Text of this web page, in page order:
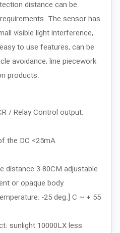
distance can be
The sensor has
visible light interference,
to use features, can be
avoidance, line piecework
products.
/ Relay Control output:
the DC <25mA
distance 3-80CM adjustable
or opaque body
-25 deg.] C ~ + 55
sunlight 10000LX less